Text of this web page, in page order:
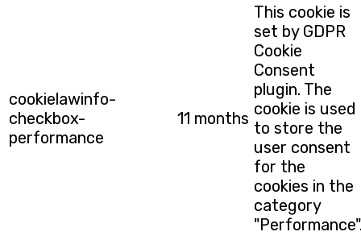
cookielawinfo-
checkbox-
performance
11 months
This cookie is
set by GDPR
Cookie
Consent
plugin. The
cookie is used
to store the
user consent
for the
cookies in the
category